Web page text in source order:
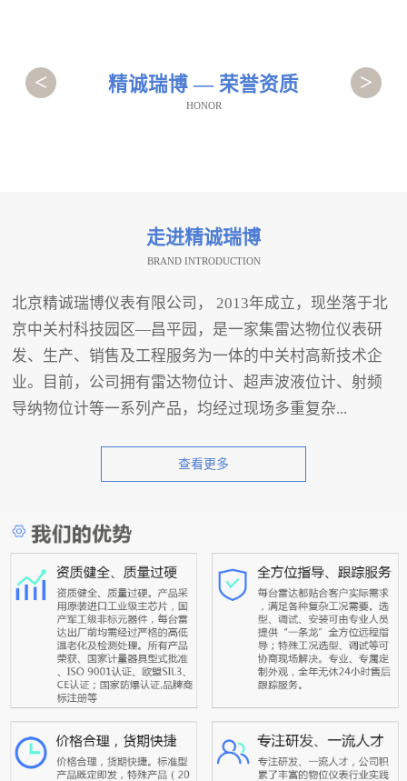
精诚瑞博 — 荣誉资质
HONOR
< >
走进精诚瑞博
BRAND INTRODUCTION
北京精诚瑞博仪表有限公司， 2013年成立，现坐落于北
京中关村科技园区—昌平园，是一家集雷达物位仪表研
发、生产、销售及工程服务为一体的中关村高新技术企
业。目前，公司拥有雷达物位计、超声波液位计、射频
导纳物位计等一系列产品，均经过现场多重复杂...
查看更多